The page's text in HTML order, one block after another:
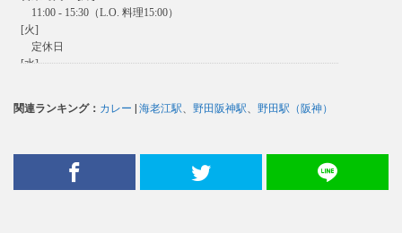
関連ランキング： カレー | 海老江駅 野田阪神駅 野田駅（阪神）